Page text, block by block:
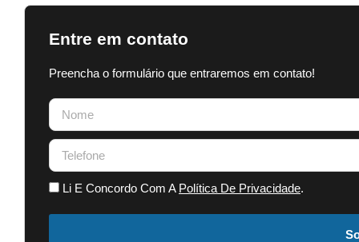
Entre em contato
Preencha o formulário que entraremos em contato!
Li E Concordo Com A Política De Privacidade.